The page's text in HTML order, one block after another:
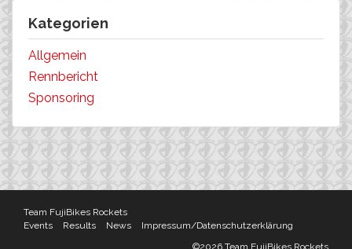
Kategorien
Allgemein
Rennbericht
Sponsoring
Team FujiBikes Rockets
Events
Results News
Impressum/Datenschutzerklärung
©2026 Team FujiBikes Rockets